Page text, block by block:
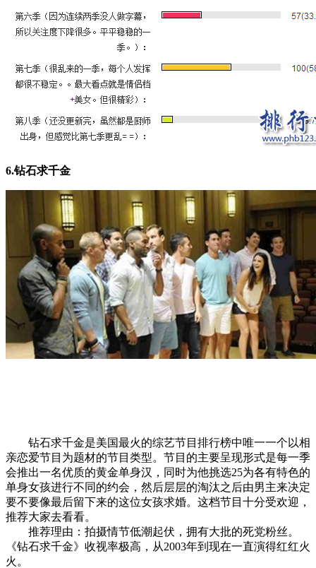
6.钻石求千金
钻石求千金是美国最火的综艺节目排行榜中唯一一个以相
亲恋爱节目为题材的节目类型。节目的主要呈现形式是每一季
会推出一名优质的黄金单身汉，同时为他挑选25为各有特色的
单身女孩进行不同的约会，然后层层的淘汰之后由男主来决定
要不要像最后留下来的这位女孩求婚。这档节目十分受欢迎，
推荐大家去看看。
推荐理由：拍摄情节低潮起伏，拥有大批的死党粉丝。
《钻石求千金》收视率极高，从2003年到现在一直演得红红火
火。